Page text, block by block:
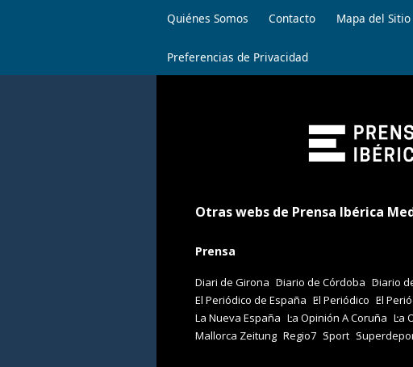
Quiénes Somos Contacto Mapa del Sitio
Preferencias de Privacidad
Otras webs de Prensa Ibérica
Prensa
Diari de Girona Diario de Córdoba Diario
El Periódico de España El Periódico El
La Nueva España La Opinión A Coruña La
Mallorca Zeitung Regio7 Sport